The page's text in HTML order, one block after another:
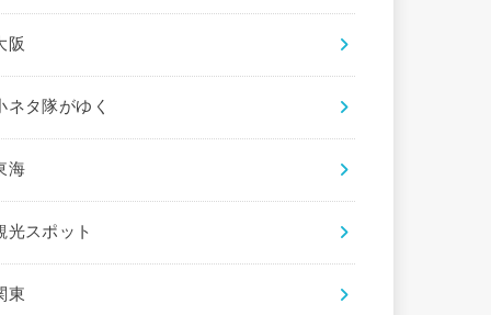
阪
ネタ隊がゆく
海
光スポット
東